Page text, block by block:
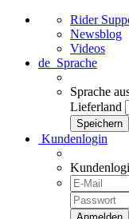
Rider
Newsblog
Videos
de Sprache
Sprache
Lieferland
Kundenlogin